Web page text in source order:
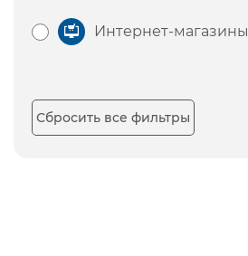
Интернет-магазины
Сбросить все фильтры